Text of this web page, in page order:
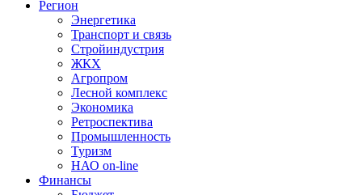
Регион
Энергетика
Транспорт и связь
Стройиндустрия
ЖКХ
Агропром
Лесной комплекс
Экономика
Ретроспектива
Промышленность
Туризм
НАО on-line
Финансы